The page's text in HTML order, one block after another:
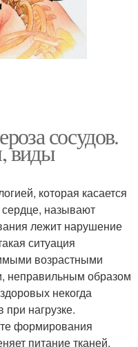
сосудов.
виды
которая касается
называют
лежит нарушение
ситуация
возрастными
неправильным образом
некогда
нагрузке.
формирования
питание тканей.